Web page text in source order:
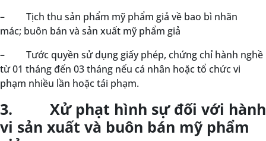
–
Tịch thu sản phẩm mỹ phẩm giả về bao bì nhãn
mác; buôn bán và sản xuất mỹ phẩm giả
–
Tước quyền sử dụng giấy phép, chứng chỉ hành nghề
từ 01 tháng đến 03 tháng nếu cá nhân hoặc tổ chức vi
phạm nhiều lần hoặc tái phạm.
3. Xử phạt hình sự đối với hành
vi sản xuất và buôn bán mỹ phẩm